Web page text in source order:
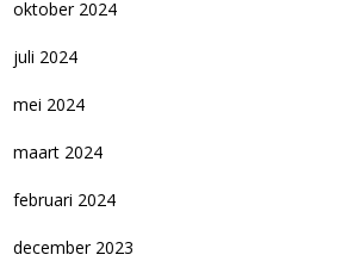
oktober 2024
juli 2024
mei 2024
maart 2024
februari 2024
december 2023